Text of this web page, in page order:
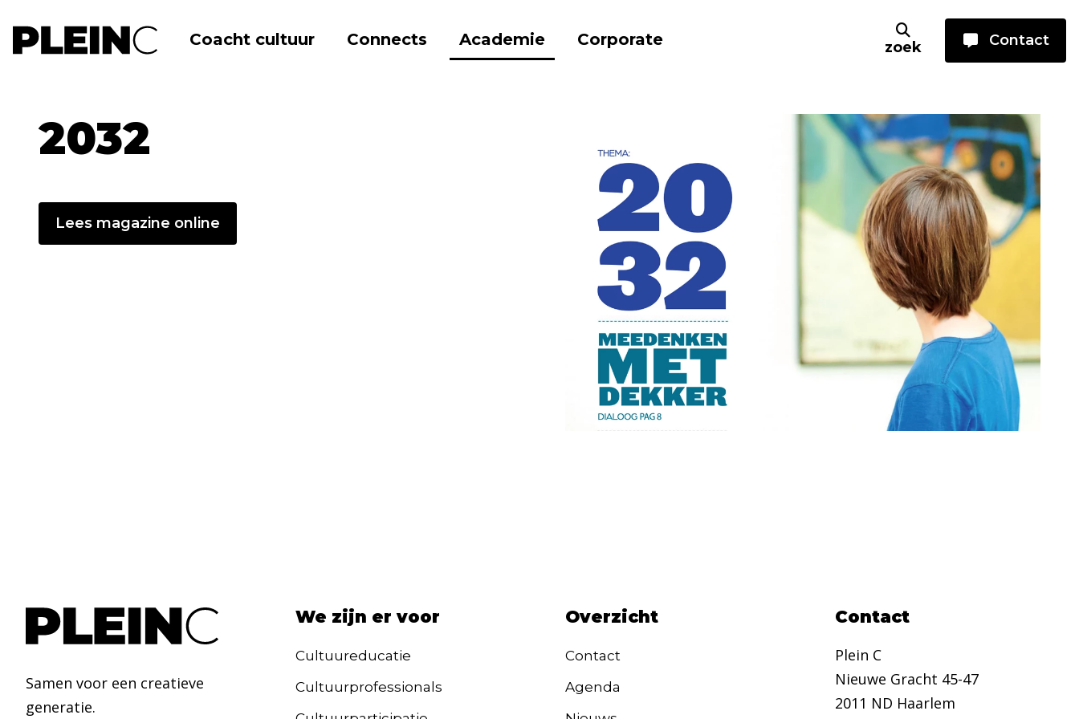
Coacht cultuur Connects Academie Corporate zoek Contact
Home Academie Publicaties Magazine Prikkels 2032
2032
Lees magazine online
Samen voor een creatieve
generatie.
We zijn er voor
Cultuureducatie
Cultuurprofessionals
Overzicht
Contact
Agenda
Contact
Plein C
Nieuwe Gracht 45-47
2011 ND Haarlem